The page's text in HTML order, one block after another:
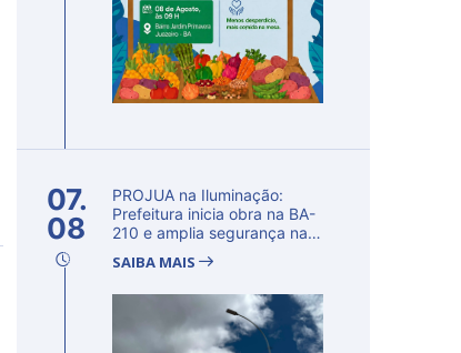
07.
08
PROJUA na Iluminação:
Prefeitura inicia obra na BA-
210 e amplia segurança na
SAIBA MAIS